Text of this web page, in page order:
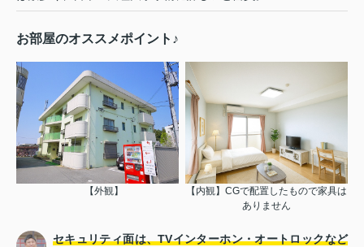
お部屋のオススメポイント♪
【外観】
【内観】CGで配置したもので家具は
ありません
セキュリティ面は、TVインターホン・オートロックなど